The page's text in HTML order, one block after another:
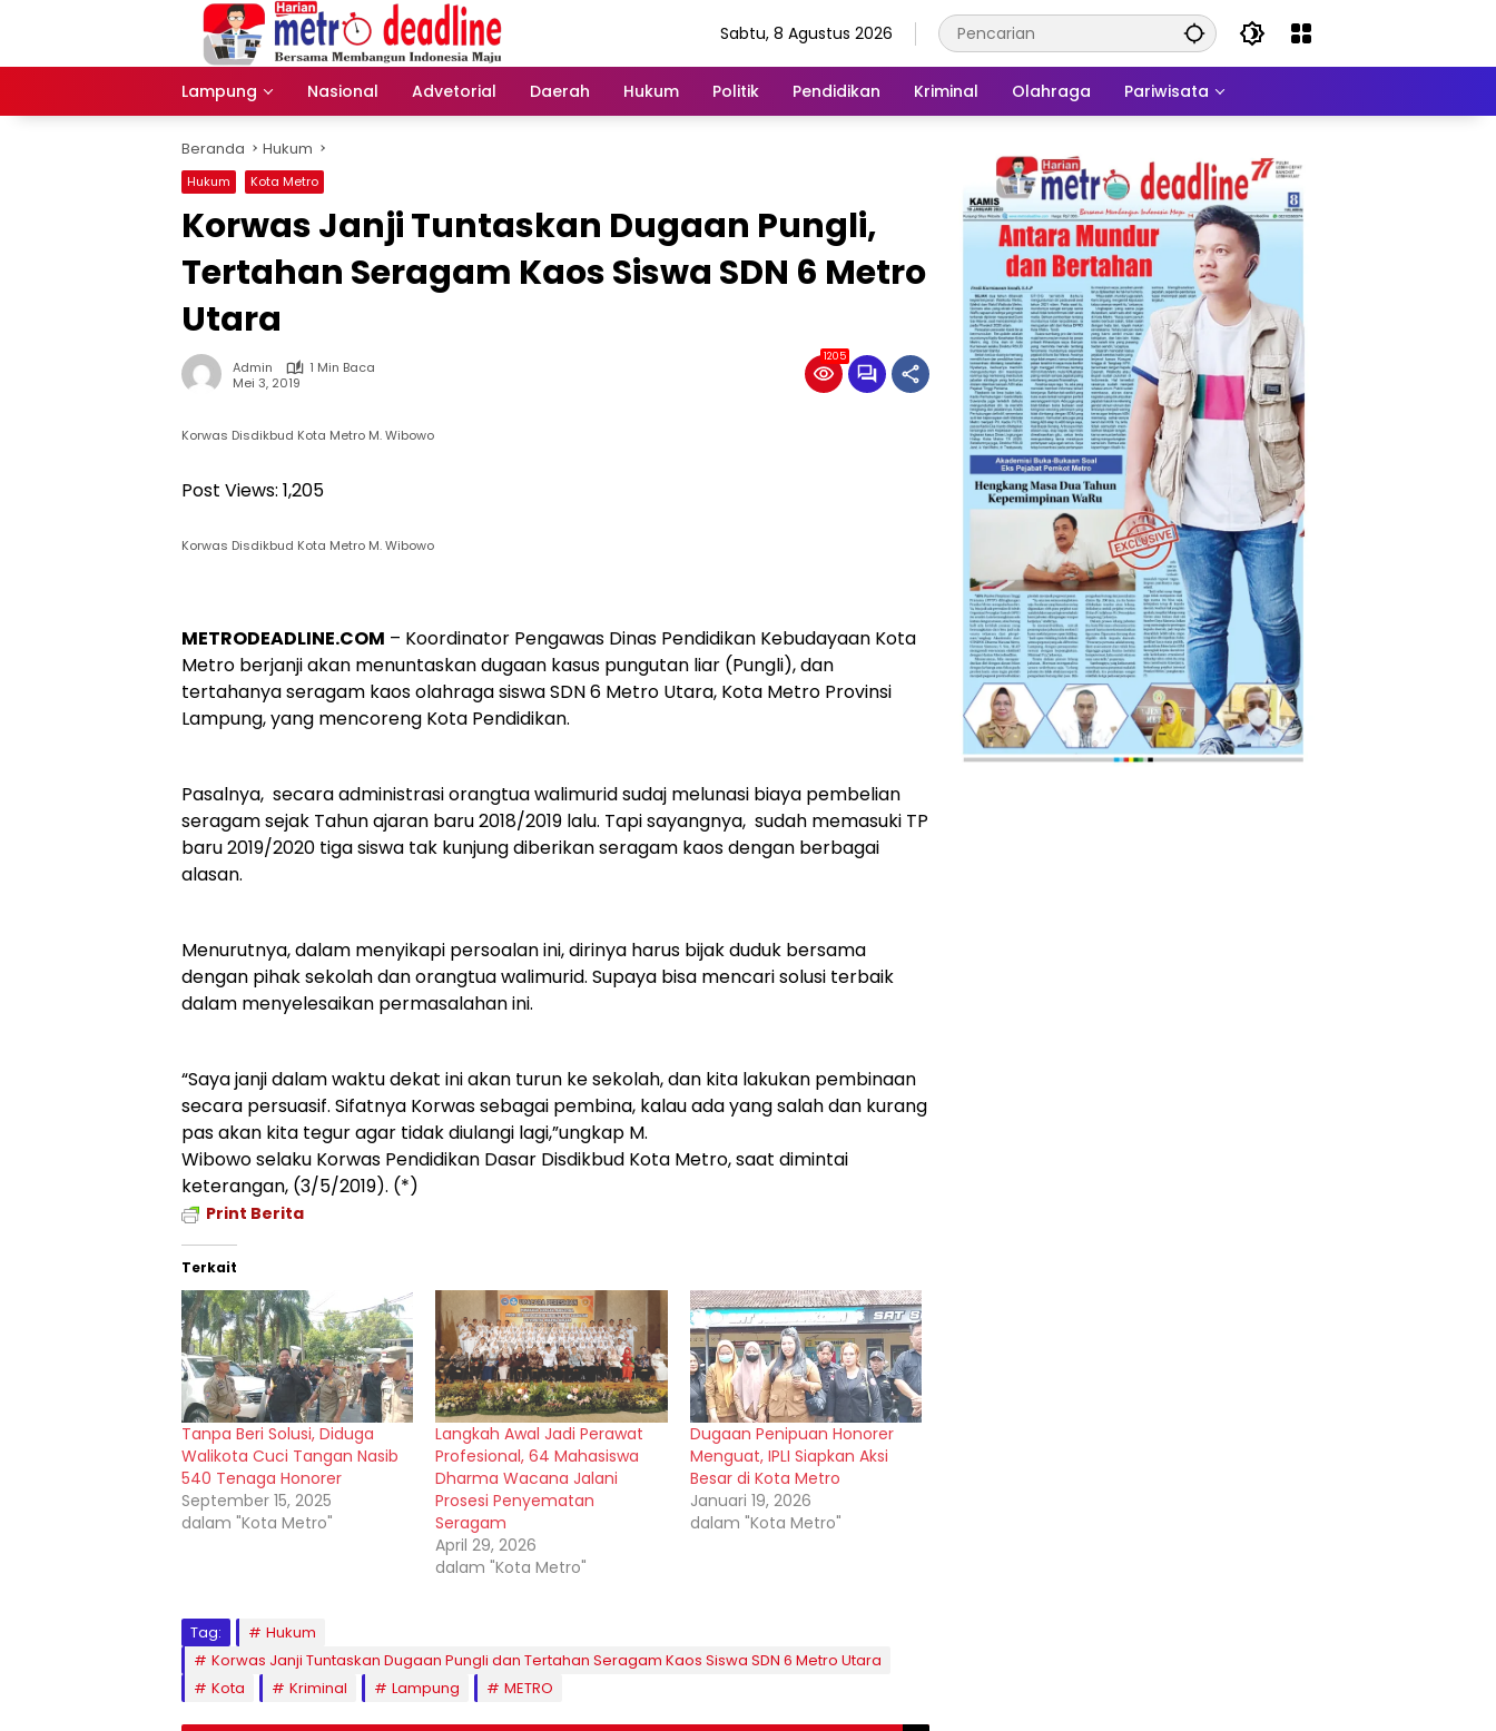
Sabtu, 8 Agustus 2026
Lampung Nasional Advetorial Daerah Hukum Politik Pendidikan Kriminal Olahraga Pariwisata
Beranda Hukum
Hukum Kota Metro
Korwas Janji Tuntaskan Dugaan Pungli,
Tertahan Seragam Kaos Siswa SDN 6 Metro
Utara
Admin
1 Min Baca
Mei 3, 2019
1205
Korwas Disdikbud Kota Metro M. Wibowo
Post Views: 1,205
Korwas Disdikbud Kota Metro M. Wibowo
METRODEADLINE.COM – Koordinator Pengawas Dinas Pendidikan Kebudayaan Kota
Metro berjanji akan menuntaskan dugaan kasus pungutan liar (Pungli), dan
tertahanya seragam kaos olahraga siswa SDN 6 Metro Utara, Kota Metro Provinsi
Lampung, yang mencoreng Kota Pendidikan.
Pasalnya, secara administrasi orangtua walimurid sudaj melunasi biaya pembelian
seragam sejak Tahun ajaran baru 2018/2019 lalu. Tapi sayangnya, sudah memasuki TP
baru 2019/2020 tiga siswa tak kunjung diberikan seragam kaos dengan berbagai
alasan.
Menurutnya, dalam menyikapi persoalan ini, dirinya harus bijak duduk bersama
dengan pihak sekolah dan orangtua walimurid. Supaya bisa mencari solusi terbaik
dalam menyelesaikan permasalahan ini.
“Saya janji dalam waktu dekat ini akan turun ke sekolah, dan kita lakukan pembinaan
secara persuasif. Sifatnya Korwas sebagai pembina, kalau ada yang salah dan kurang
pas akan kita tegur agar tidak diulangi lagi,”ungkap M.
Wibowo selaku Korwas Pendidikan Dasar Disdikbud Kota Metro, saat dimintai
keterangan, (3/5/2019). (*)
Print Berita
Terkait
Tanpa Beri Solusi, Diduga
Walikota Cuci Tangan Nasib
540 Tenaga Honorer
September 15, 2025
dalam "Kota Metro"
Langkah Awal Jadi Perawat
Profesional, 64 Mahasiswa
Dharma Wacana Jalani
Prosesi Penyematan
Seragam
April 29, 2026
dalam "Kota Metro"
Dugaan Penipuan Honorer
Menguat, IPLI Siapkan Aksi
Besar di Kota Metro
Januari 19, 2026
dalam "Kota Metro"
Tag:
Hukum
Korwas Janji Tuntaskan Dugaan Pungli dan Tertahan Seragam Kaos Siswa SDN 6 Metro Utara
Kota
Kriminal Lampung METRO